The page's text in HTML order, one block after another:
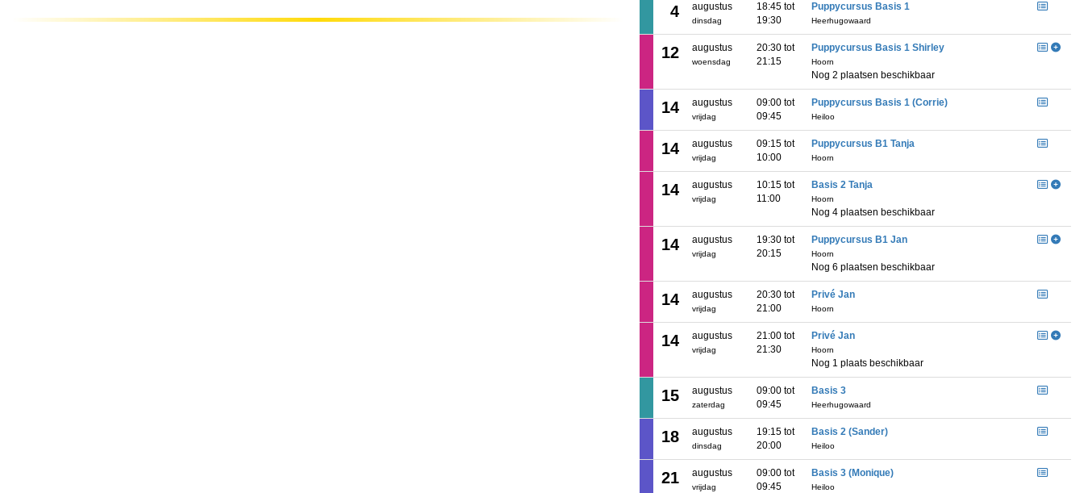
4 augustus
dinsdag
18:45 tot
19:30
Puppycursus Basis 1
Heerhugowaard
12 augustus
woensdag
20:30 tot
21:15
Puppycursus Basis 1 Shirley
Hoorn
Nog 2 plaatsen beschikbaar
14 augustus
vrijdag
09:00 tot
09:45
Puppycursus Basis 1 (Corrie)
Heiloo
14 augustus
vrijdag
09:15 tot
10:00
Puppycursus B1 Tanja
Hoorn
14 augustus
vrijdag
10:15 tot
11:00
Basis 2 Tanja
Hoorn
Nog 4 plaatsen beschikbaar
14 augustus
vrijdag
19:30 tot
20:15
Puppycursus B1 Jan
Hoorn
Nog 6 plaatsen beschikbaar
14 augustus
vrijdag
20:30 tot
21:00
Privé Jan
Hoorn
14 augustus
vrijdag
21:00 tot
21:30
Privé Jan
Hoorn
Nog 1 plaats beschikbaar
15 augustus
zaterdag
09:00 tot
09:45
Basis 3
Heerhugowaard
18 augustus
dinsdag
19:15 tot
20:00
Basis 2 (Sander)
Heiloo
21 augustus
vrijdag
09:00 tot
09:45
Basis 3 (Monique)
Heiloo